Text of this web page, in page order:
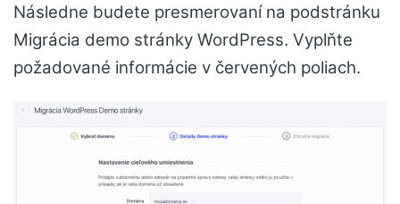
Následne budete presmerovaní na podstránku
Migrácia demo stránky WordPress. Vyplňte
požadované informácie v červených poliach.